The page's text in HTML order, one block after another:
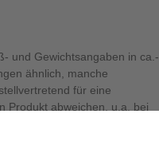
und Gewichtsangaben in ca.-
ähnlich, manche
für eine
Produkt abweichen, u.a. bei